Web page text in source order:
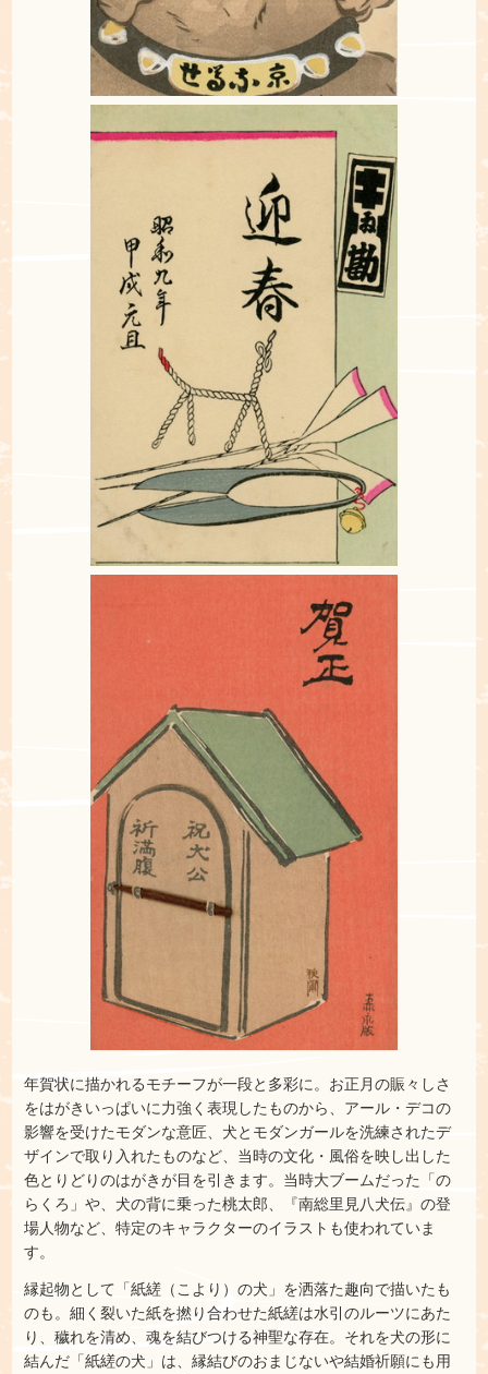
年賀状に描かれるモチーフが一段と多彩に。お正月の賑々しさ
をはがきいっぱいに力強く表現したものから、アール・デコの
影響を受けたモダンな意匠、犬とモダンガールを洗練されたデ
ザインで取り入れたものなど、当時の文化・風俗を映し出した
色とりどりのはがきが目を引きます。当時大ブームだった「の
らくろ」や、犬の背に乗った桃太郎、『南総里見八犬伝』の登
場人物など、特定のキャラクターのイラストも使われていま
す。
縁起物として「紙縒（こより）の犬」を洒落た趣向で描いたも
のも。細く裂いた紙を撚り合わせた紙縒は水引のルーツにあた
り、穢れを清め、魂を結びつける神聖な存在。それを犬の形に
結んだ「紙縒の犬」は、縁結びのおまじないや結婚祈願にも用